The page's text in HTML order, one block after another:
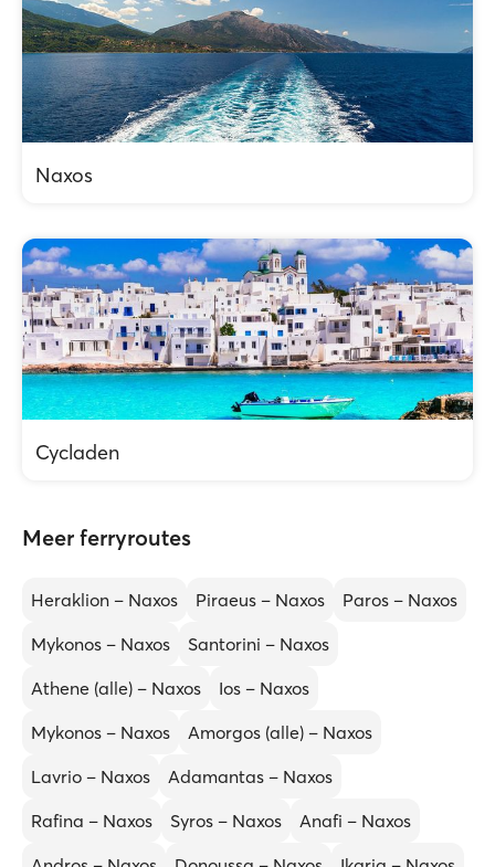
Naxos
Cycladen
Meer ferryroutes
Heraklion – Naxos Piraeus – Naxos
Paros – Naxos
Mykonos – Naxos
Santorini – Naxos
Athene (alle) – Naxos
Ios – Naxos
Mykonos – Naxos
Amorgos (alle) – Naxos
Lavrio – Naxos
Adamantas – Naxos
Rafina – Naxos
Syros – Naxos
Anafi – Naxos